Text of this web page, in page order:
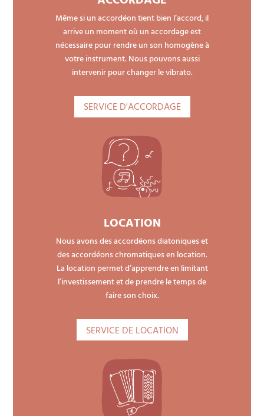
Même si un accordéon tient bien l’accord, il
arrive un moment où un accordage est
nécessaire pour rendre un son homogène à
votre instrument. Nous pouvons aussi
intervenir pour changer le vibrato.
SERVICE D'ACCORDAGE
LOCATION
Nous avons des accordéons diatoniques et
des accordéons chromatiques en location.
La location permet d’apprendre en limitant
l’investissement et de prendre le temps de
faire son choix.
SERVICE DE LOCATION